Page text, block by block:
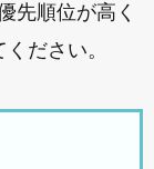
先順位が高く
ださい。